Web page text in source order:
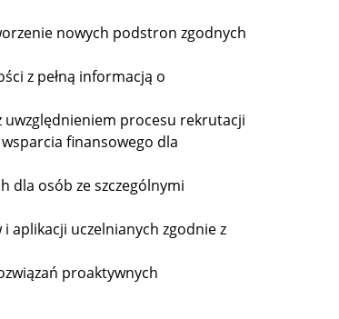
nowych podstron zgodnych
z pełną informacją o
procesu rekrutacji
finansowego dla
dla osób ze szczególnymi
aplikacji uczelnianych zgodnie z
proaktywnych